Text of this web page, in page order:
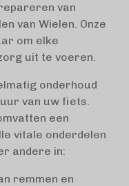
van
van Wielen. Onze
om elke
uit te voeren.
onderhoud
van uw fiets.
een
vitale onderdelen
andere in:
remmen en